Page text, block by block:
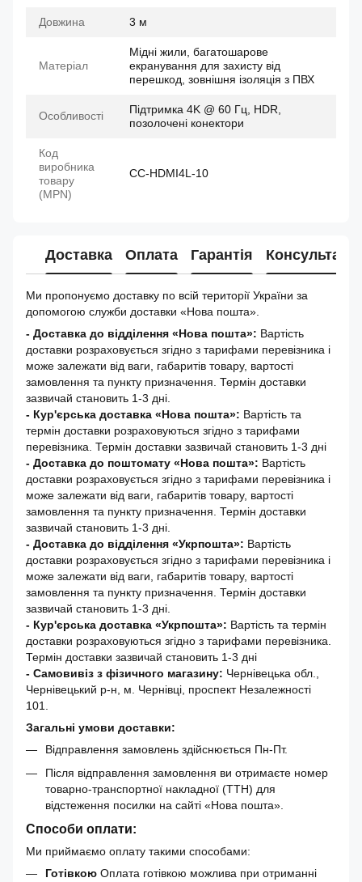
Довжина 3 м
Матеріал
Мідні жили, багатошарове
екранування для захисту від
перешкод, зовнішня ізоляція з ПВХ
Особливості
Підтримка 4K @ 60 Гц, HDR,
позолочені конектори
Код
виробника
товару
(MPN)
CC-HDMI4L-10
Доставка Оплата Гарантія Консультація
Ми пропонуємо доставку по всій території України за
допомогою служби доставки «Нова пошта».
- Доставка до відділення «Нова пошта»: Вартість
доставки розраховується згідно з тарифами перевізника і
може залежати від ваги, габаритів товару, вартості
замовлення та пункту призначення. Термін доставки
зазвичай становить 1-3 дні.
- Кур'єрська доставка «Нова пошта»: Вартість та
термін доставки розраховуються згідно з тарифами
перевізника. Термін доставки зазвичай становить 1-3 дні
- Доставка до поштомату «Нова пошта»: Вартість
доставки розраховується згідно з тарифами перевізника і
може залежати від ваги, габаритів товару, вартості
замовлення та пункту призначення. Термін доставки
зазвичай становить 1-3 дні.
- Доставка до відділення «Укрпошта»: Вартість
доставки розраховується згідно з тарифами перевізника і
може залежати від ваги, габаритів товару, вартості
замовлення та пункту призначення. Термін доставки
зазвичай становить 1-3 дні.
- Кур'єрська доставка «Укрпошта»: Вартість та термін
доставки розраховуються згідно з тарифами перевізника.
Термін доставки зазвичай становить 1-3 дні
- Самовивіз з фізичного магазину: Чернівецька обл.,
Чернівецький р-н, м. Чернівці, проспект Незалежності
101.
Загальні умови доставки:
Відправлення замовлень здійснюється Пн-Пт.
Після відправлення замовлення ви отримаєте номер
товарно-транспортної накладної (ТТН) для
відстеження посилки на сайті «Нова пошта».
Способи оплати:
Ми приймаємо оплату такими способами:
Готівкою Оплата готівкою можлива при отриманні